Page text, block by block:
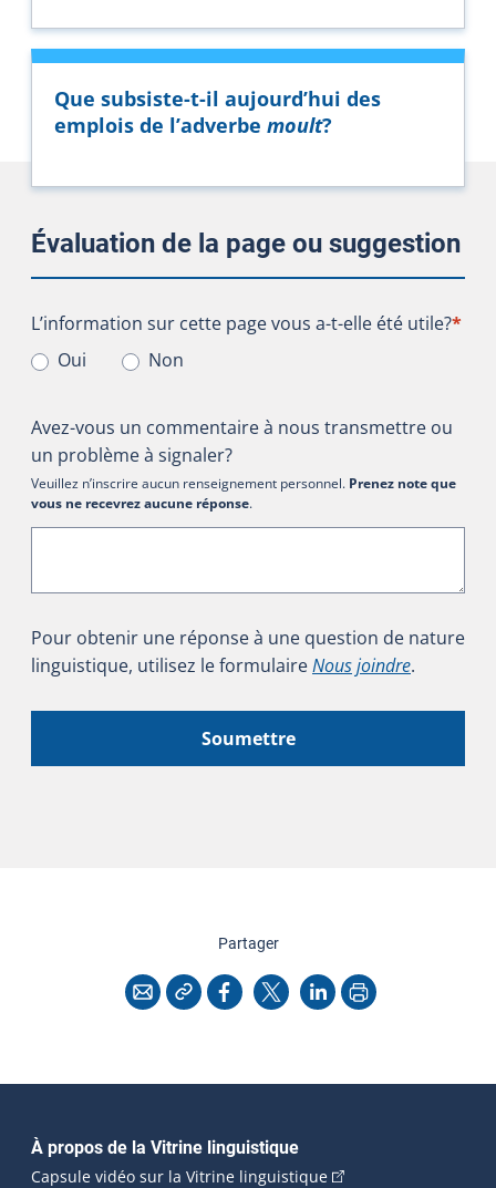
Que subsiste-t-il aujourd’hui des
emplois de l’adverbe moult?
Évaluation de la page ou suggestion
L’information sur cette page vous a-t-elle été utile?
L’information sur cette page vous a-t-elle été utile?*
Oui
Non
Avez-vous un commentaire à nous transmettre ou
un problème à signaler?
Veuillez n’inscrire aucun renseignement personnel. Prenez note que
vous ne recevrez aucune réponse.
Pour obtenir une réponse à une question de nature
linguistique, utilisez le formulaireNous joindre.
Soumettre
Partagercette page
CourrielCopier l'adresse
Facebook
X LinkedInImprimer
Navigation principale
À propos de la Vitrine linguistique
Capsule vidéo sur la Vitrine linguistique(Cet hyperlien